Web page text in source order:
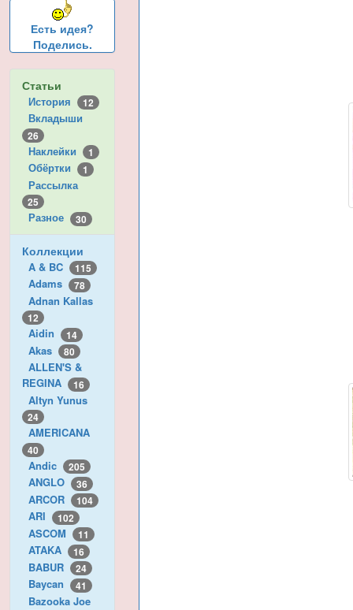
Есть идея?
Поделись.
Статьи
История 12
Вкладыши
26
Наклейки 1
Обёртки 1
Рассылка
25
Разное 30
Коллекции
A & BC 115
Adams 78
Adnan Kallas
12
Aidin 14
Akas 80
ALLEN'S &
REGINA
16
Altyn Yunus
24
AMERICANA
40
Andic 205
ANGLO 36
ARCOR 104
ARI 102
ASCOM 11
ATAKA 16
BABUR 24
Baycan 41
Bazooka Joe